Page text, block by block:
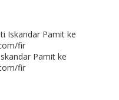
Pamit ke
fir